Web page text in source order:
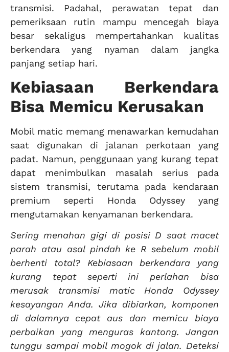
transmisi. Padahal, perawatan tepat dan
pemeriksaan rutin mampu mencegah biaya
besar sekaligus mempertahankan kualitas
berkendara yang nyaman dalam jangka
panjang setiap hari.
Kebiasaan Berkendara
Bisa Memicu Kerusakan
Mobil matic memang menawarkan kemudahan
saat digunakan di jalanan perkotaan yang
padat. Namun, penggunaan yang kurang tepat
dapat menimbulkan masalah serius pada
sistem transmisi, terutama pada kendaraan
premium seperti Honda Odyssey yang
mengutamakan kenyamanan berkendara.
Sering menahan gigi di posisi D saat macet
parah atau asal pindah ke R sebelum mobil
berhenti total? Kebiasaan berkendara yang
kurang tepat seperti ini perlahan bisa
merusak transmisi matic Honda Odyssey
kesayangan Anda. Jika dibiarkan, komponen
di dalamnya cepat aus dan memicu biaya
perbaikan yang menguras kantong. Jangan
tunggu sampai mobil mogok di jalan. Deteksi